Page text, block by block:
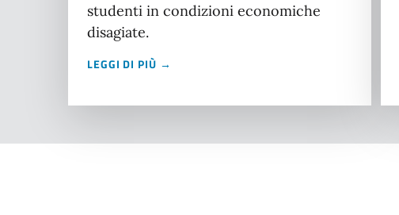
studenti in condizioni economiche
disagiate.
LEGGI DI PIÙ →